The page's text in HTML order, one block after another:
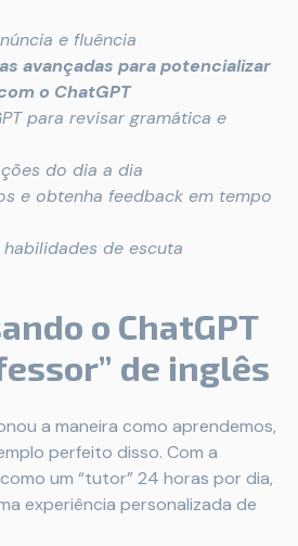
e fluência
avançadas para potencializar
o ChatGPT
para revisar gramática e
do dia a dia
e obtenha feedback em tempo
habilidades de escuta
o ChatGPT
de inglês
a maneira como aprendemos,
perfeito disso. Com a
um “tutor” 24 horas por dia,
experiência personalizada de